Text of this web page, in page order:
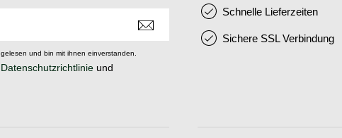
gelesen und bin mit ihnen einverstanden.
Datenschutzrichtlinie und
Schnelle Lieferzeiten
Sichere SSL Verbindung